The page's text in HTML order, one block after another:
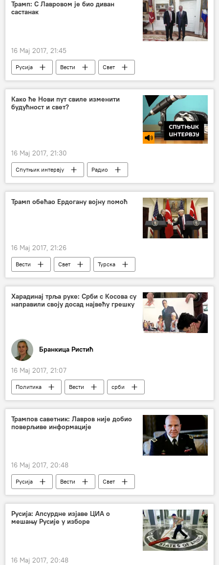
Трамп: С Лавровом је био диван
састанак
16 Мај 2017, 21:45
Русија Вести
Свет
Сергеј Лавров
Доналд Трамп
састанак
Како ће Нови пут свиле изменити
будућност и свет?
16 Мај 2017, 21:30
Спутњик интервју Радио
Трамп обећао Ердогану војну помоћ
16 Мај 2017, 21:26
Вести Свет
Турска
Реџеп Тајип Ердоган
Доналд Трамп
подршка
борба против тероризма
ДАЕШ
Харадинај трља руке: Срби с Косова су
направили своју досад највећу грешку
Бранкица Ристић
16 Мај 2017, 21:07
Политика Вести
срби
листе
цик
Косово и Метохија (КиМ)
избори
Албанци
Трампов саветник: Лавров није добио
поверљиве информације
16 Мај 2017, 20:48
Русија Вести
Свет
Сергеј Лавров
Доналд Трамп
терористичка претња
поверљиве информације
Русија: Апсурдне изјаве ЦИА о
мешању Русије у изборе
16 Мај 2017, 20:48